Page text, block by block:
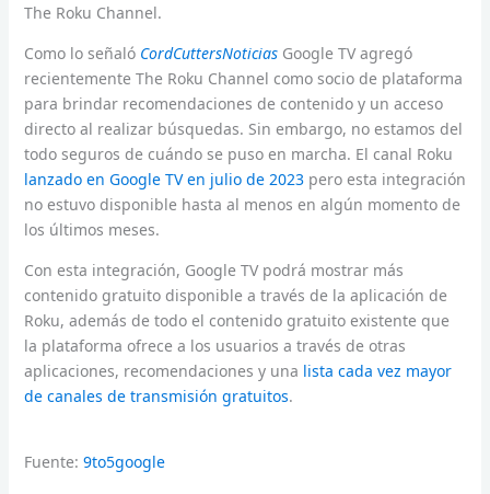
The Roku Channel.
Como lo señaló CordCuttersNoticias Google TV agregó
recientemente The Roku Channel como socio de plataforma
para brindar recomendaciones de contenido y un acceso
directo al realizar búsquedas. Sin embargo, no estamos del
todo seguros de cuándo se puso en marcha. El canal Roku
lanzado en Google TV en julio de 2023pero esta integración
no estuvo disponible hasta al menos en algún momento de
los últimos meses.
Con esta integración, Google TV podrá mostrar más
contenido gratuito disponible a través de la aplicación de
Roku, además de todo el contenido gratuito existente que
la plataforma ofrece a los usuarios a través de otras
aplicaciones, recomendaciones y una lista cada vez mayor
de canales de transmisión gratuitos.
Fuente: 9to5google